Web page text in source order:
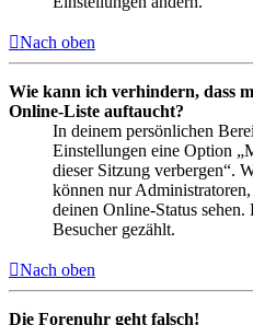
Nach oben
Wie kann ich verhindern, dass
Online-Liste auftaucht?
In deinem persönlichen
Einstellungen eine Option
dieser Sitzung verbergen“.
können nur
deinen Online-Status
Besucher gezählt.
Nach oben
Die Forenuhr geht falsch!